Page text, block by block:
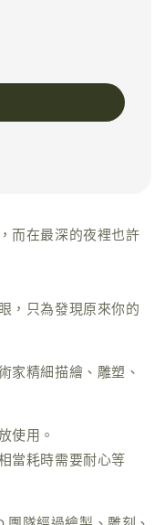
而在最深的夜裡也許
，只為發現原來你的
家精細描繪、雕塑、
使用。
當耗時需要耐心等